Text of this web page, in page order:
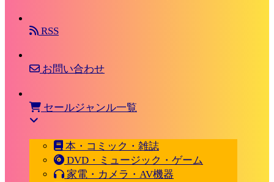
RSS
お問い合わせ
セールジャンル一覧
本・コミック・雑誌
DVD・ミュージック・ゲーム
家電・カメラ・AV機器